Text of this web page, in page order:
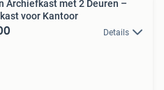
Archiefkast met 2 Deuren –
voor Kantoor
Details